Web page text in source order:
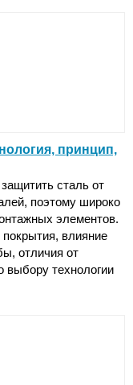
принцип,
сталь от
поэтому широко
элементов.
влияние
отличия от
выбору технологии